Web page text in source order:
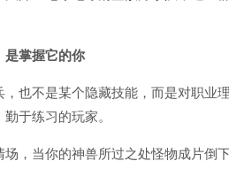
是掌握它的你
不是某个隐藏技能，而是对职业
于练习的玩家。
当你的神兽所过之处怪物成片倒